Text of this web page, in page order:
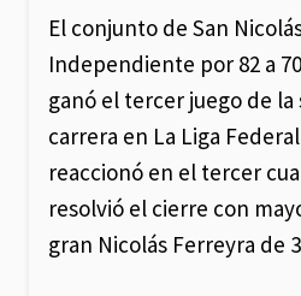
El conjunto de San
Independiente por 82 a
ganó el tercer juego de
carrera en La Liga
reaccionó en el tercer
resolvió el cierre con
gran Nicolás Ferreyra de